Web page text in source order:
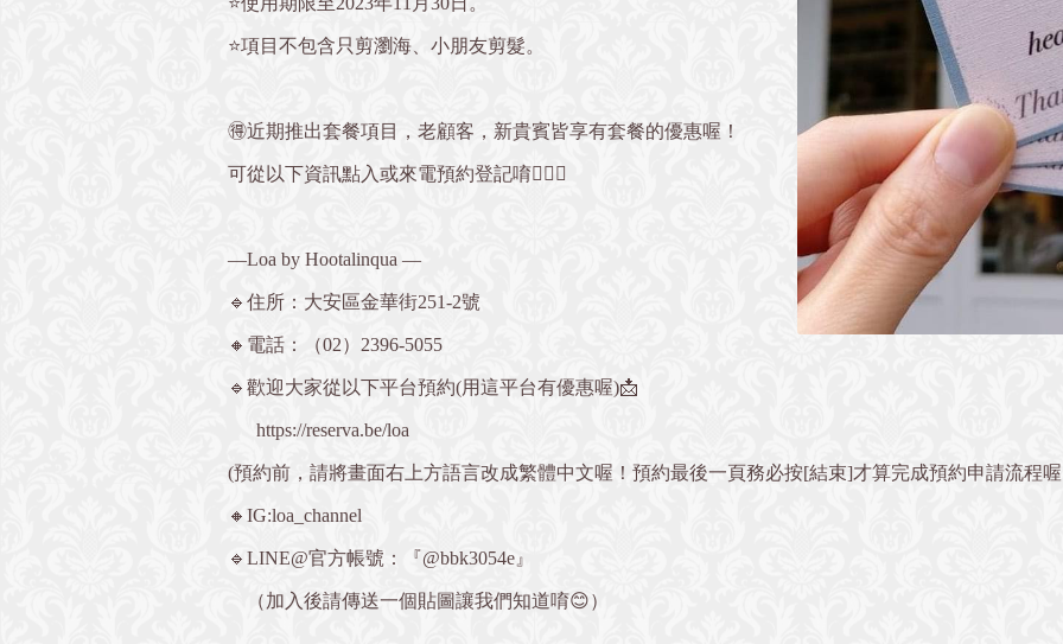
⭐️項目不包含只剪瀏海、小朋友剪髮。
🉐近期推出套餐項目，老顧客，新貴賓皆享有套餐的優惠喔！
可從以下資訊點入或來電預約登記唷💁🏻‍♀️
—Loa by Hootalinqua —
🔹住所：大安區金華街251-2號
🔸電話：（02）2396-5055
🔹歡迎大家從以下平台預約(用這平台有優惠喔)📩
https://reserva.be/loa
(預約前，請將畫面右上方語言改成繁體中文喔！預約最後一頁務必按[結束]才算完成預約申請流程
🔸IG:loa_channel
🔹LINE@官方帳號：『@bbk3054e』
（加入後請傳送一個貼圖讓我們知道唷😊）